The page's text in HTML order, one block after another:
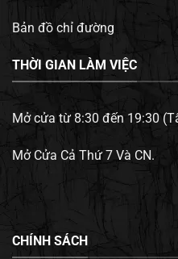
Bản đồ chỉ đường
THỜI GIAN LÀM VIỆC
Mở cửa từ 8:30 đến 19:30
Mở Cửa Cả Thứ 7 Và CN.
CHÍNH SÁCH